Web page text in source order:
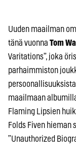
Uuden maailman
tänä vuonna Tom
Varitations”, joka
parhaimmiston
persoonallisuuksista
maailmaan
Flaming Lipsien
Folds Fiven hieman
”Unauthorized